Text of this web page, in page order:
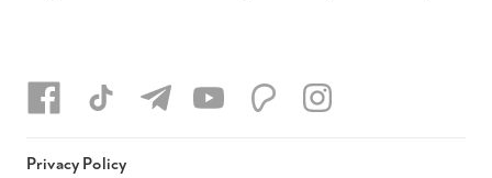
Privacy Policy